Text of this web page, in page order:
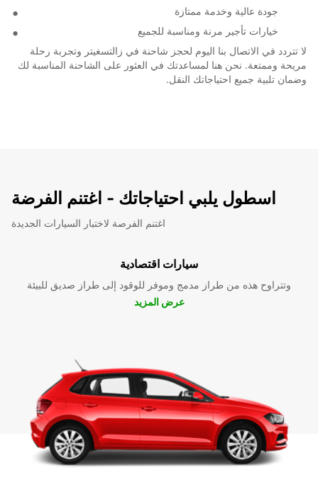
جودة عالية وخدمة ممتازة
خيارات تأجير مرنة ومناسبة للجميع
لا تتردد في الاتصال بنا اليوم لحجز شاحنة في زالتسغيتر وتجربة رحلة
مريحة وممتعة. نحن هنا لمساعدتك في العثور على الشاحنة المناسبة لك
وضمان تلبية جميع احتياجاتك النقل.
اسطول يلبي احتياجاتك - اغتنم الفرضة
اغتنم الفرصة لاختبار السيارات الجديدة
سيارات اقتصادية
وتتراوح هذه من طراز مدمج وموفر للوقود إلى طراز صديق للبيئة
عرض المزيد